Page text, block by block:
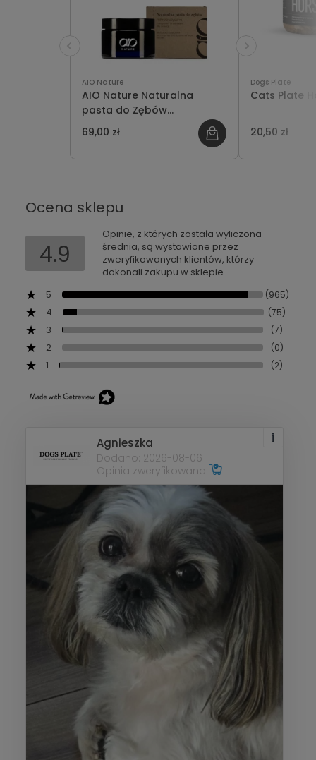
AIO Nature
AIO Nature Naturalna
pasta do Zębów
Mikrobiotyczna z Enzymami i
Minerałami dla Zwierząt 50g
69,00 zł
Dogs Plate
Cats Plate
20,50 zł
Ocena sklepu
4.9
Opinie, z których została wyliczona
średnia, są wystawione przez
zweryfikowanych klientów, którzy
dokonali zakupu w sklepie.
5
(965)
4 (75)
3 (7)
2 (0)
1 (2)
Agnieszka
Dodano: 2026-08-06
Opinia zweryfikowana